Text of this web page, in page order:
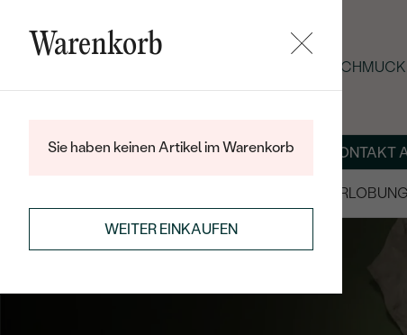
SOMMER-BLACK-FRIDAY: -25 % AUF
ÜBER UNS MAGAZINSCHMUCK NACH MASS KONTAKT
Warenkorb
Sie haben keinen Artikel im Warenkorb
WEITER EINKAUFEN